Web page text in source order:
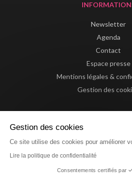
Newsletter
Agenda
Contact
Espace presse
Mentions légales &
Gestion des
Gestion des cookies
Ce site utilise des cookies pour améliorer
Lire la politique de confidentialité
Consentements certifiés par